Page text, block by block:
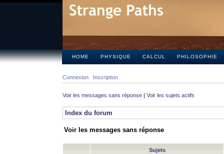
HOME PHYSIQUE CALCUL PHILOSOPHIE
Connexion Inscription
Voir les messages sans réponse | Voir les sujets actifs
Index du forum
Voir les messages sans réponse
Sujets